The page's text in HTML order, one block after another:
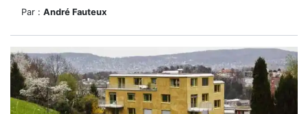
Par : André Fauteux